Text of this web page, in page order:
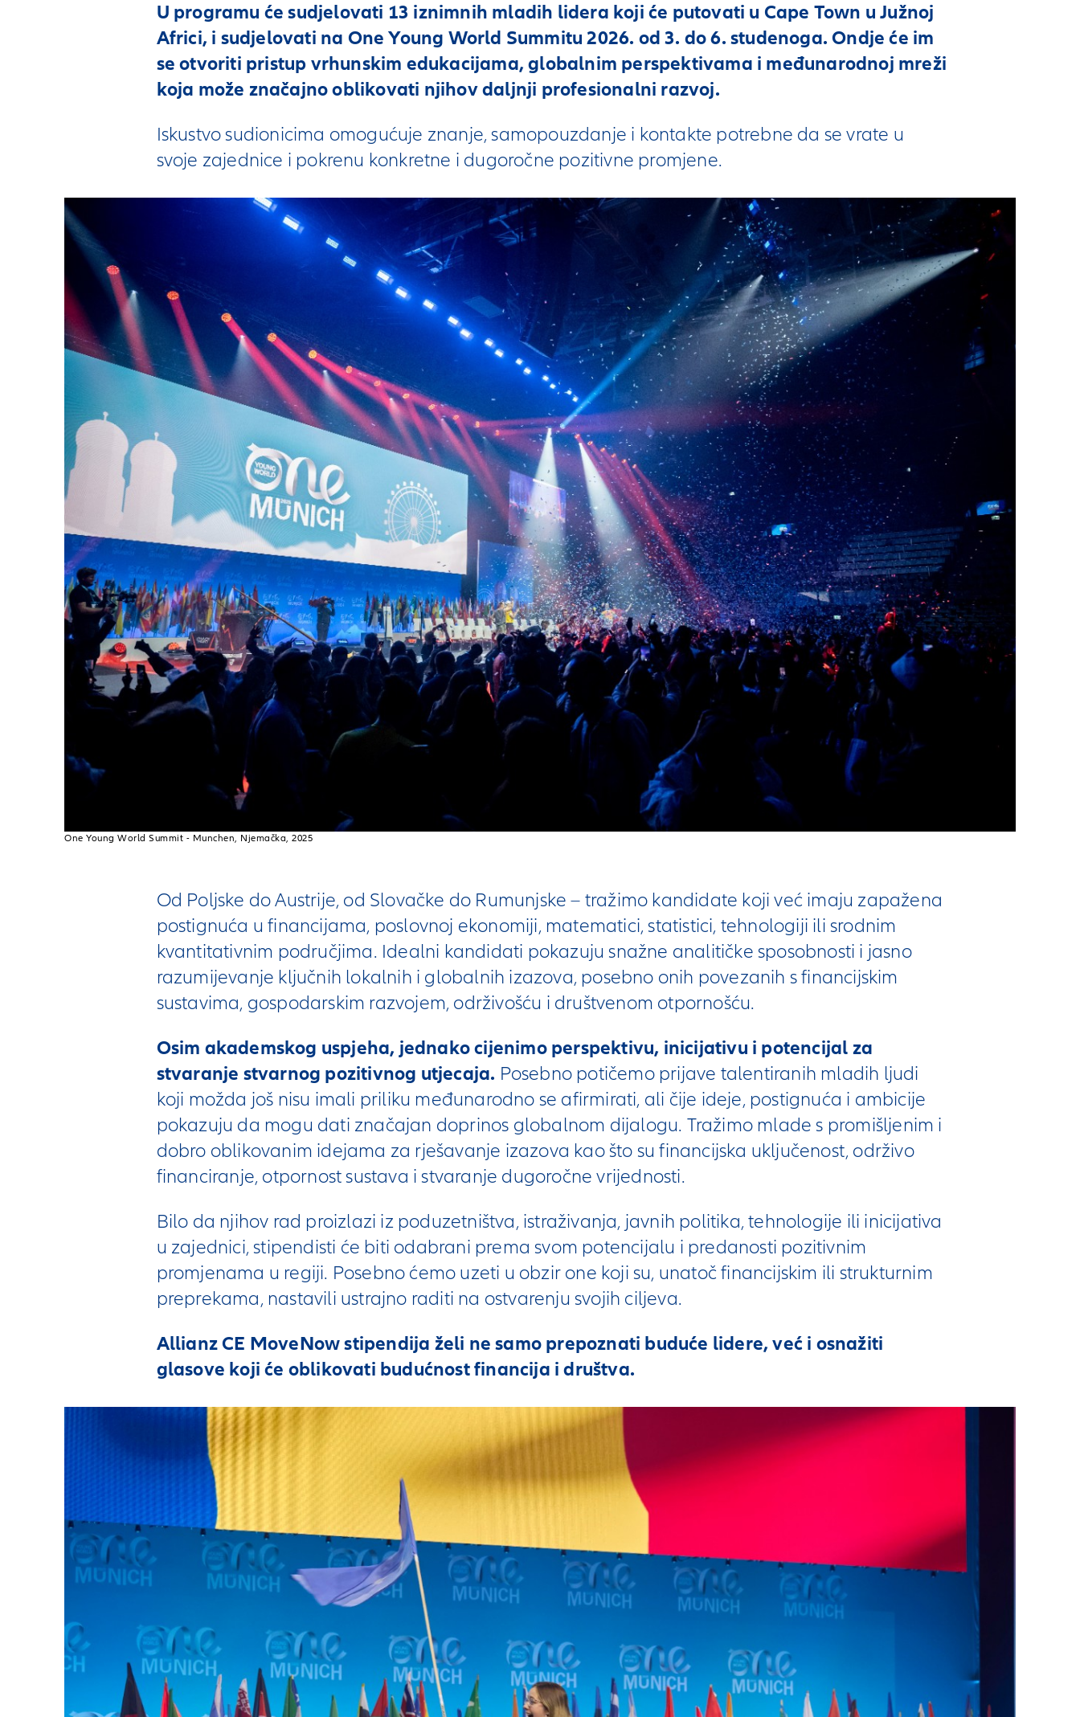
U programu će sudjelovati 13 iznimnih mladih lidera koji će putovati u Cape Town u Južnoj
Africi, i sudjelovati na One Young World Summitu 2026. od 3. do 6. studenoga. Ondje će im
se otvoriti pristup vrhunskim edukacijama, globalnim perspektivama i međunarodnoj mreži
koja može značajno oblikovati njihov daljnji profesionalni razvoj.
Iskustvo sudionicima omogućuje znanje, samopouzdanje i kontakte potrebne da se vrate u
svoje zajednice i pokrenu konkretne i dugoročne pozitivne promjene.
One Young World Summit - Munchen, Njemačka, 2025
Od Poljske do Austrije, od Slovačke do Rumunjske – tražimo kandidate koji već imaju zapažena
postignuća u financijama, poslovnoj ekonomiji, matematici, statistici, tehnologiji ili srodnim
kvantitativnim područjima. Idealni kandidati pokazuju snažne analitičke sposobnosti i jasno
razumijevanje ključnih lokalnih i globalnih izazova, posebno onih povezanih s financijskim
sustavima, gospodarskim razvojem, održivošću i društvenom otpornošću.
Osim akademskog uspjeha, jednako cijenimo perspektivu, inicijativu i potencijal za
stvaranje stvarnog pozitivnog utjecaja. Posebno potičemo prijave talentiranih mladih ljudi
koji možda još nisu imali priliku međunarodno se afirmirati, ali čije ideje, postignuća i ambicije
pokazuju da mogu dati značajan doprinos globalnom dijalogu. Tražimo mlade s promišljenim i
dobro oblikovanim idejama za rješavanje izazova kao što su financijska uključenost, održivo
financiranje, otpornost sustava i stvaranje dugoročne vrijednosti.
Bilo da njihov rad proizlazi iz poduzetništva, istraživanja, javnih politika, tehnologije ili inicijativa
u zajednici, stipendisti će biti odabrani prema svom potencijalu i predanosti pozitivnim
promjenama u regiji. Posebno ćemo uzeti u obzir one koji su, unatoč financijskim ili strukturnim
preprekama, nastavili ustrajno raditi na ostvarenju svojih ciljeva.
Allianz CE MoveNow stipendija želi ne samo prepoznati buduće lidere, već i osnažiti
glasove koji će oblikovati budućnost financija i društva.